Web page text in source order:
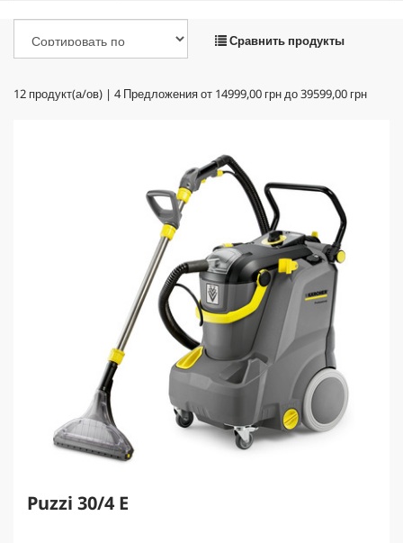
Сравнить продукты
12 продукт(а/ов) | 4Предложения от 14999,00 грндо39599,00 грн
Puzzi 30/4 E